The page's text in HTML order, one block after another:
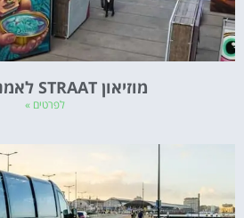
מוזיאון STRAAT לאמנות רחוב
לפרטים »